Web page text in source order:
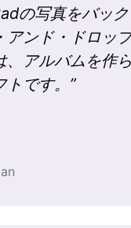
の写真をバッ
アンド・ドロッ
、アルバムを作
です。 ”